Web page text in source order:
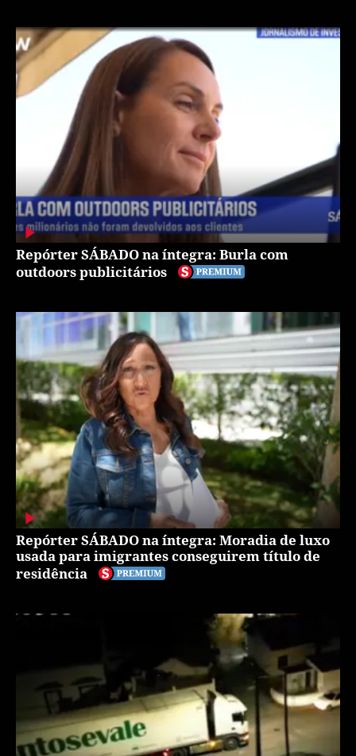
Repórter SÁBADO na íntegra: Burla com
outdoors publicitários
Repórter SÁBADO na íntegra: Moradia de luxo
usada para imigrantes conseguirem título de
residência